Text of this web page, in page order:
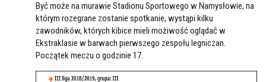
Być może na murawie Stadionu Sportowego w Namysłowie, na
którym rozegrane zostanie spotkanie, wystąpi kilku
zawodników, których kibice mieli możiwość oglądać w
Ekstraklasie w barwach pierwszego zespołu legniczan.
Początek meczu o godzinie 17.